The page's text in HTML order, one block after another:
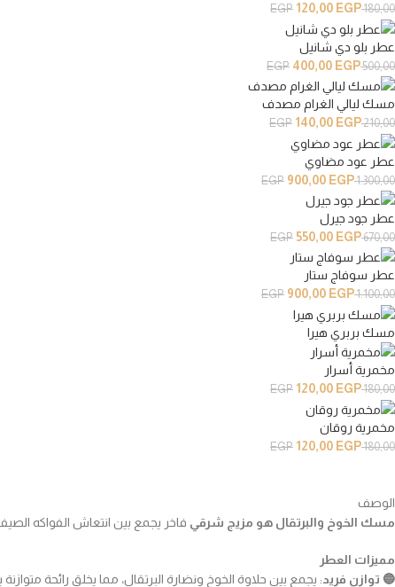
180,00
EGP 120,00 EGP
عطر بلو دي شانيل
500,00
EGP 400,00 EGP
مسك ليالي الغرام مصدف
210,00
EGP 140,00 EGP
عطر عود مضاوي
1.300,00
EGP 900,00 EGP
عطر جود جيرل
670,00
EGP 550,00 EGP
عطر سوفاج ستار
1.100,00
EGP 900,00 EGP
مسك بربري هيرا
مخمرية أسرار
180,00
EGP 120,00 EGP
مخمرية روقان
180,00
EGP 120,00 EGP
الوصف
مسك الخوخ والبرتقال هو مزيج شرقي فاخر يجمع بين انتعاش الفواكه
مميزات العطر
🔵 توازن فريد: يجمع بين حلاوة الخوخ ونضارة البرتقال، مما يخلق رائحة